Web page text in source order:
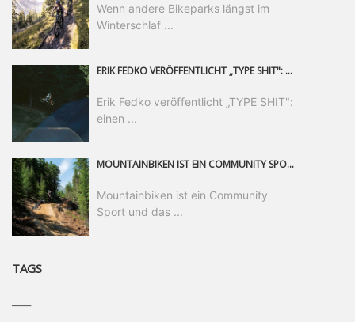
Wenn andere Bikeparks längst im
Winterschlaf ...
ERIK FEDKO VERÖFFENTLICHT „TYPE SHIT": EINEN 23-MINÜTIGEN MOUNTAINBIKE-FILM, ÜBER DREI JAHRE RUND UM DIE WELT GEDREHT. ZEITGLEICH LAUNCHT ER DIE GLEICHNAMIGE KOLLEKTION SEINER BRAND TYPE. EIN SEGMENT DES FILMS ERSCHEINT SEPARAT AUF RED BULL BIKE.
Erik Fedko veröffentlicht „TYPE SHIT":
einen ...
MOUNTAINBIKEN IST EIN COMMUNITY SPORT UND DAS BEWEIST SICH IN DER BIKE REPUBLIC SÖLDEN GERADE EINDRUCKSVOLL AUF ALLEN LEVELN. FREERIDE PROFI, SHAPERIN UND FRISCH GEWÄHLTE SWATCH NINES MVP VERO SANDLER IST BEGEISTERT VON DER VIELFALT DER BIKE DESTINATION, DER NEUEN JUMPLINE UND PLÄDIERT FÜR MUT BEI (FRAUEN) COMMUNITIES. VERO UND IHR VERLOBTER SAM HODGES VERBRINGEN MEHRERE MONATE IN DER BIKE REPUBLIC UND LASSEN UNS DARAN TEILHABEN. UM COMMUNITY GEHT ES AUCH BEI DER PARTNERSCHAFT ZWISCHEN SÖLDEN UND DEM NEUEN RIDERS PARK DONOVALY IN DER SLOWAKEI: DER DORTIGE TOURISMUSDIREKTOR JIRI PEC IST ÜBERZEUGT: VON MEHR BIKEPARKS PROFITIERT DIE GANZE MTB-SZENE – UND MIT DOMINIK LINSER, GESCHÄFTSFÜHRER DER BRS, HAT ER DAMIT DEN PERFEKTEN PARTNER GEFUNDEN.
Mountainbiken ist ein Community
Sport und das ...
TAGS